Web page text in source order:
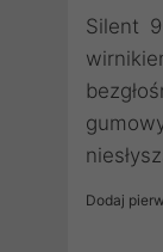
Silent
Dodaj